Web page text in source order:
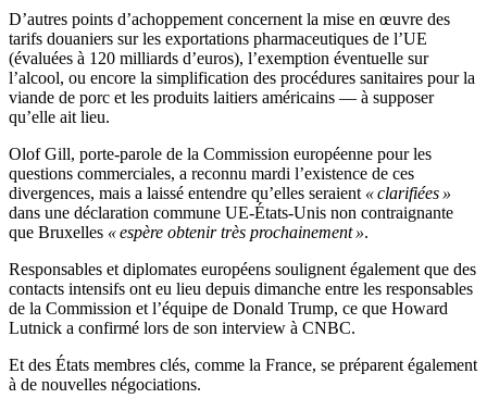
D’autres points d’achoppement concernent la mise en œuvre des
tarifs douaniers sur les exportations pharmaceutiques de l’UE
(évaluées à 120 milliards d’euros), l’exemption éventuelle sur
l’alcool, ou encore la simplification des procédures sanitaires pour la
viande de porc et les produits laitiers américains — à supposer
qu’elle ait lieu.
Olof Gill, porte-parole de la Commission européenne pour les
questions commerciales, a reconnu mardi l’existence de ces
divergences, mais a laissé entendre qu’elles seraient « clarifiées »
dans une déclaration commune UE-États-Unis non contraignante
que Bruxelles « espère obtenir très prochainement ».
Responsables et diplomates européens soulignent également que des
contacts intensifs ont eu lieu depuis dimanche entre les responsables
de la Commission et l’équipe de Donald Trump, ce que Howard
Lutnick a confirmé lors de son interview à CNBC.
Et des États membres clés, comme la France, se préparent également
à de nouvelles négociations.